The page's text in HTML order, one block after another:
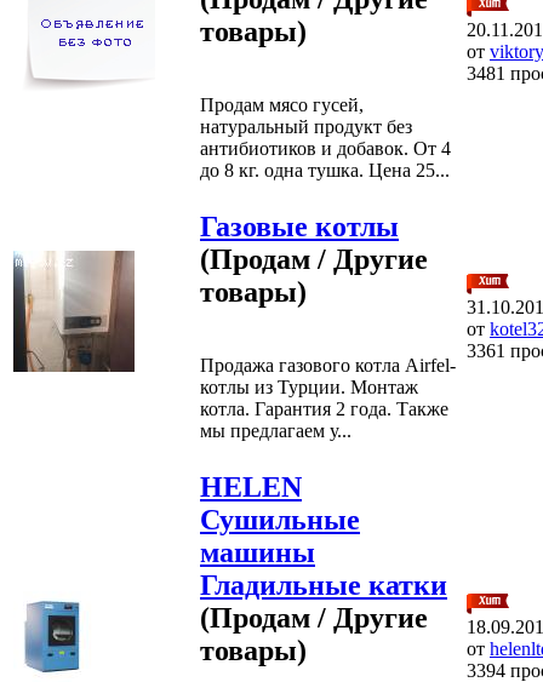
товары)
Продам мясо гусей,
натуральный продукт без
антибиотиков и добавок. От 4
до 8 кг. одна тушка. Цена 25...
от viktory
3481
Газовые котлы
(Продам / Другие
товары)
Продажа газового котла Airfel-
котлы из Турции. Монтаж
котла. Гарантия 2 года. Также
мы предлагаем у...
от
3361
HELEN
Сушильные
машины
Гладильные катки
(Продам / Другие
товары)
от
3394